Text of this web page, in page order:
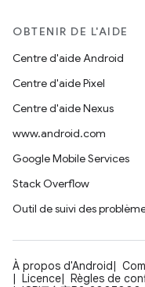
OBTENIR DE L'AIDE
Centre d'aide Android
Centre d'aide Pixel
Centre d'aide Nexus
www.android.com
Google Mobile Services
Stack Overflow
Outil de suivi des
À propos d'Android
Licence
Règles de